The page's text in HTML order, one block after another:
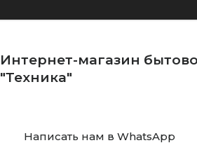
Интернет-магазин
"Техника"
Написать нам в WhatsApp